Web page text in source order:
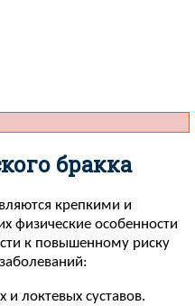
бракка
крепкими и
физические особенности
к повышенному риску
и локтевых суставов.